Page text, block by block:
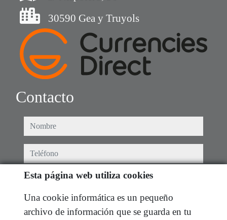
30590 Gea y Truyols
Contacto
nombre
teléfono
e-mail
He leído y acepto las condiciones de uso y
de privacidad
Esta página web utiliza cookies
Una cookie informática es un pequeño
archivo de información que se guarda en tu